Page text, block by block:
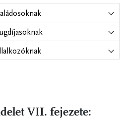
VII. fejezete: